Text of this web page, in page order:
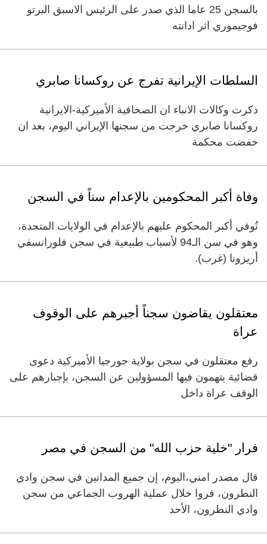
بالسجن 25 عاما الذي صدر على الرئيس الاسبق البرتو
فوجيموري اثر ادانته
السلطات الإيرانية تفرج عن روكسانا صابري
ذكرت وكالات الانباء ان الصحافية الأميركية-الايرانية
روكسانا صابري خرجت من سجنها الإيراني اليوم، بعد ان
خفضت محكمة
وفاة أكبر المحكومين بالإعدام سناً في السجن
تُوفي أكبر المحكوم عليهم بالإعدام في الولايات المتحدة،
وهو في سن الـ94 لأسباب طبيعية في سجن فلورانسفي
أريزونا (غرب).
معتقلون يقاضون سجناً أجبرهم على الوقوف
عراة
رفع معتقلون في سجن بولاية جورجيا الأميركية دعوى
قضائية يتهمون فيها المسؤولين عن السجن، بإجبارهم على
الوقف عراة داخل
فرار "خلية حزب الله" من السجن في مصر
قال مصدر امني،اليوم، إن جميع المدانين في سجن وادي
النطرون، فروا خلال عملية الهروب الجماعي من سجن
وادي النطرون، الأحد